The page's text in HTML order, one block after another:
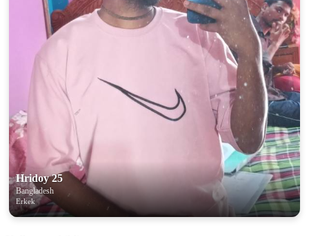
Hridoy 25
Bangladesh
Erkek